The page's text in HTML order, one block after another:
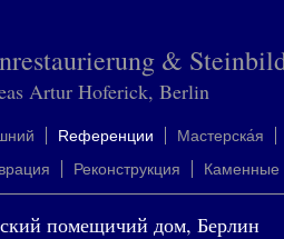
&
Artur Hoferick, Berlin
Rеференции Mастерска́я
Реконструкция Каменные
помещичий дом, Берлин